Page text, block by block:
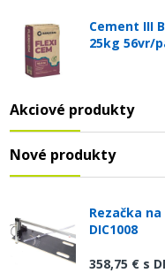
Cement III
25kg 56vr/
Akciové produkty
Nové produkty
Rezačka
DIC1008
358,75 € s